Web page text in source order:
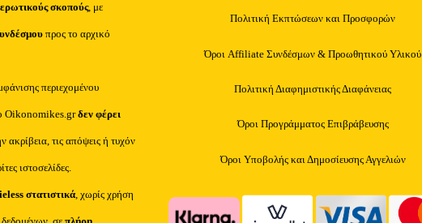
σκοπούς, με
προς το αρχικό
περιεχομένου
Oikonomikes.grδεν φέρει
ακρίβεια, τις απόψεις ή τυχόν
ιστοσελίδες.
στατιστικά, χωρίς χρήση
Πολιτική Εκπτώσεων και Προσφορών
Όροι Affiliate Συνδέσμων & Προωθητικού Υλικού
Πολιτική Διαφημιστικής Διαφάνειας
Όροι Προγράμματος Επιβράβευσης
Όροι Υποβολής και Δημοσίευσης Αγγελιών